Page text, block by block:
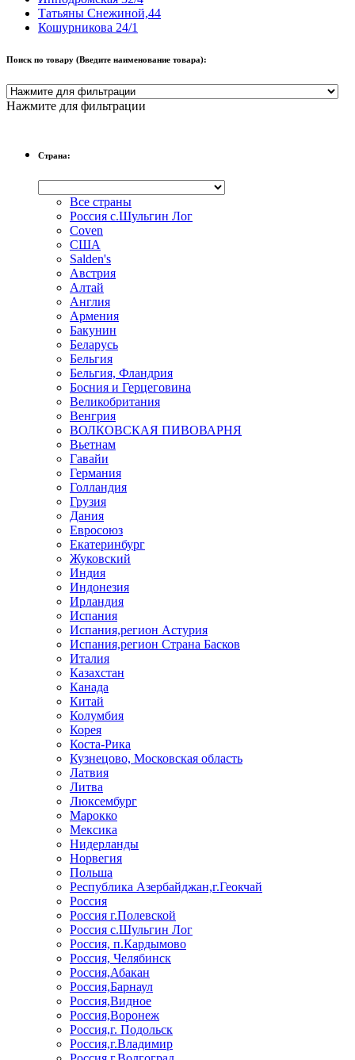
Татьяны Снежиной,44
Кошурникова 24/1
Поиск по товару (Введите наименование товара):
Нажмите для фильтрации
Страна:
Все страны
Россия с.Шульгин Лог
Coven
CША
Salden's
Австрия
Алтай
Англия
Армения
Бакунин
Беларусь
Бельгия
Бельгия, Фландрия
Босния и Герцеговина
Великобритания
Венгрия
ВОЛКОВСКАЯ ПИВОВАРНЯ
Вьетнам
Гавайи
Германия
Голландия
Грузия
Дания
Евросоюз
Екатеринбург
Жуковский
Индия
Индонезия
Ирландия
Испания
Испания,регион Астурия
Испания,регион Страна Басков
Италия
Казахстан
Канада
Китай
Колумбия
Корея
Коста-Рика
Кузнецово, Московская область
Латвия
Литва
Люксембург
Марокко
Мексика
Нидерланды
Норвегия
Польша
Республика Азербайджан,г.Геокчай
Россия
Россия г.Полевской
Россия с.Шульгин Лог
Россия, п.Кардымово
Россия, Челябинск
Россия,Абакан
Россия,Барнаул
Россия,Видное
Россия,Воронеж
Россия,г. Подольск
Россия,г.Владимир